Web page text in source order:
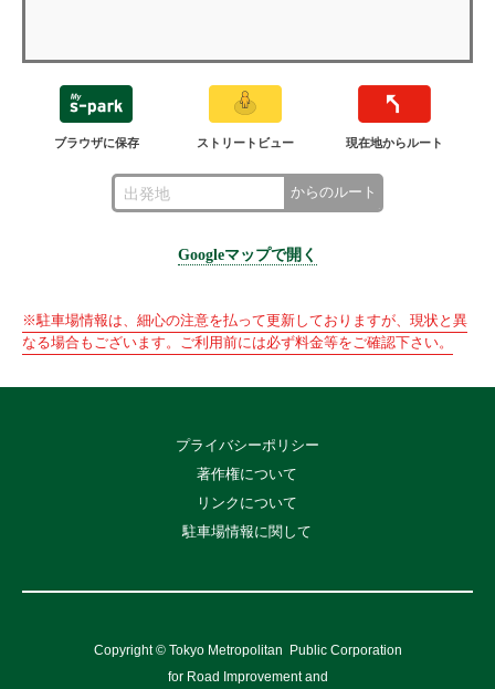
ブラウザに保存 ストリートビュー 現在地からルート
からのルート
Googleマップで開く
※駐車場情報は、細心の注意を払って更新しておりますが、現状と異
なる場合もございます。ご利用前には必ず料金等をご確認下さい。
プライバシーポリシー
著作権について
リンクについて
駐車場情報に関して
Copyright © Tokyo Metropolitan
Public Corporation
for Road Improvement and